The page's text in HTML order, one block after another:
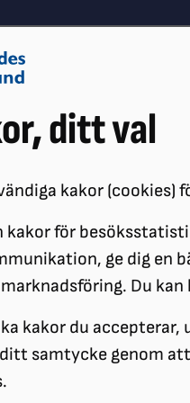
ditt val
kakor (cookies)
kakor för
ge dig en
Du kan
kakor du
samtycke genom
Påverkansarbete
DISTRIKT SRF